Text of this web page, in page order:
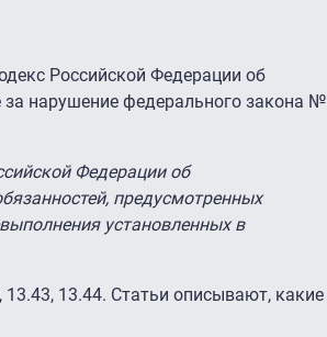
Российской Федерации об
нарушение федерального закона №
Федерации об
предусмотренных
установленных в
13.44. Статьи описывают, какие